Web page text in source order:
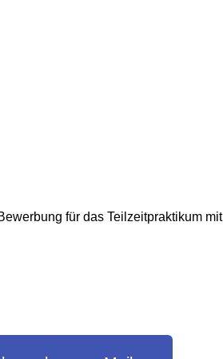
für das Teilzeitpraktikum